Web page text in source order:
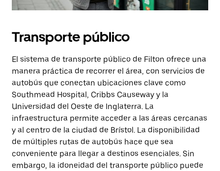
Transporte público
El sistema de transporte público de Filton ofrece una
manera práctica de recorrer el área, con servicios de
autobús que conectan ubicaciones clave como
Southmead Hospital, Cribbs Causeway y la
Universidad del Oeste de Inglaterra. La
infraestructura permite acceder a las áreas cercanas
y al centro de la ciudad de Brístol. La disponibilidad
de múltiples rutas de autobús hace que sea
conveniente para llegar a destinos esenciales. Sin
embargo, la idoneidad del transporte público puede